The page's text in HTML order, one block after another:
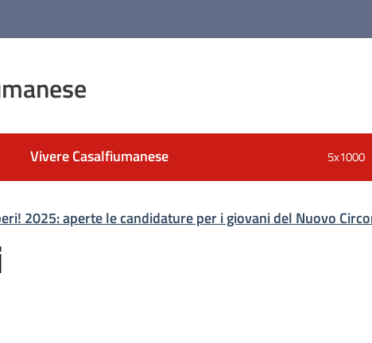
Vivere Casalfiumanese 5x1000
2025: aperte le candidature per i giovani del Nuovo